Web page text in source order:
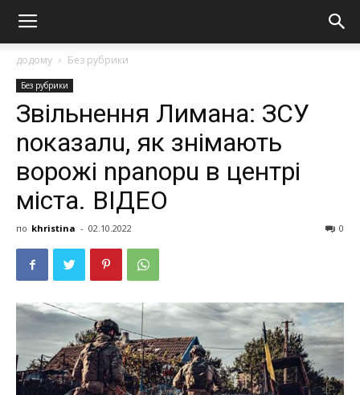
додому Без рубрики
Без рубрики
Звільнення Лимана: ЗСУ
nоказалu, як знімають
вoрoжі nраnорu в центрі
міста. ВІДЕО
по khristina - 02.10.2022 0